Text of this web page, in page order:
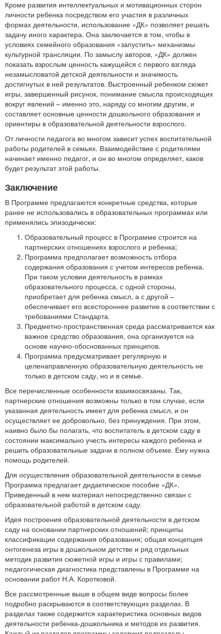
Кроме развития интеллектуальных и мотивационных сторон
личности ребенка посредством его участия в различных
формах деятельности, использование «ДК» позволяет решать
задачу иного характера. Она заключается в том, чтобы в
условиях семейного образования «запустить» механизмы
культурной трансляции. По замыслу авторов, «ДК» должен
показать взрослым ценность кажущейся с первого взгляда
незамысловатой детской деятельности и значимость
достигнутых в ней результатов. Выстроенный ребенком сюжет
игры, завершенный рисунок, понимание смысла происходящих
вокруг явлений – именно это, наряду со многим другим, и
составляет основные ценности дошкольного образования и
ориентиры в образовательной деятельности взрослого.
От личности педагога во многом зависит успех воспитательной
работы родителей в семьях. Взаимодействие с родителями
начинает именно педагог, и он во многом определяет, каков
будет результат этой работы.
Заключение
В Программе предлагаются конкретные средства, которые
ранее не использовались в образовательных программах или
применялись эпизодически:
Образовательный процесс в Программе строится на
партнерских отношениях взрослого и ребенка;
Программа предполагает возможность отбора
содержания образования с учетом интересов ребенка.
При таком условии деятельность в рамках
образовательного процесса, с одной стороны,
приобретает для ребенка смысл, а с другой –
обеспечивает его всестороннее развитие в соответствии с
требованиями Стандарта.
Предметно-пространственная среда рассматривается как
важное средство образования, она организуется на
основе научно-обоснованных принципов.
Программа предусматривает регулярную и
целенаправленную образовательную деятельность не
только в детском саду, но и в семье.
Все перечисленные особенности взаимосвязаны. Так,
партнерские отношения возможны только в том случае, если
указанная деятельность имеет для ребенка смысл, и он
осуществляет ее добровольно, без принуждения. При этом,
наивно было бы полагать, что воспитатель в детском саду в
состоянии максимально учесть интересы каждого ребенка и
решить образовательные задачи в полном объеме. Ему нужна
помощь родителей.
Для осуществления образовательной деятельности в семье
Программа предлагает дидактическое пособие «ДК».
Приведенный в нем материал непосредственно связан с
образовательной работой в детском саду.
Идея построения образовательной деятельности в детском
саду на основании партнерских отношений; принципы
классификации содержания образования; общая концепция
онтогенеза игры в дошкольном детстве и ряд отдельных
методик развития сюжетной игры и игры с правилами;
педагогическая диагностика представлены в Программе на
основании работ Н.А. Коротковой.
Все рассмотренные выше в общем виде вопросы более
подробно раскрываются в соответствующих разделах. В
разделах также содержится характеристика основных видов
деятельности ребенка-дошкольника и методов их развития.